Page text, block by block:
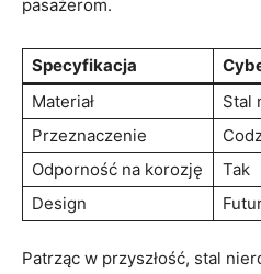
pasażerom.
Specyfikacja
Materiał
Stal
Przeznaczenie
Odporność na korozję
Tak
Design
Patrząc⁢ w przyszłość, stal